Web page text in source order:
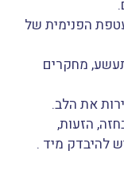
הפנימית של
מחקרים
הזעות,
להיבדק מיד .